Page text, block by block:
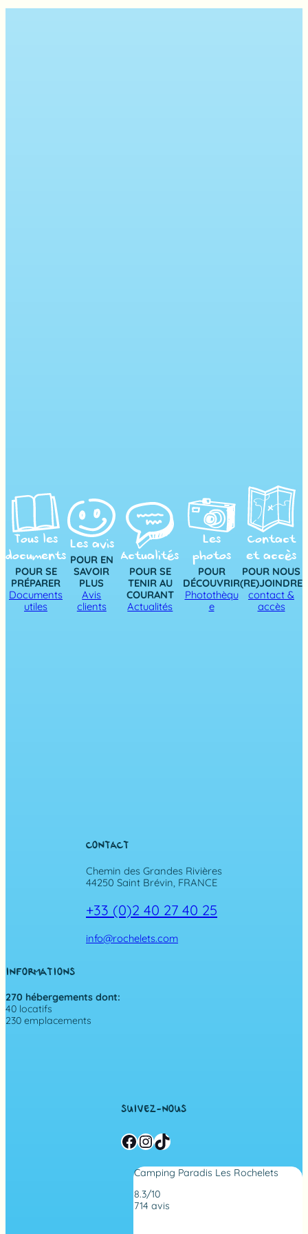
Tous les
documents
POUR SE
PRÉPARER
Documents
utiles
Les avis
POUR EN
SAVOIR
PLUS
Avis
clients
Actualités
POUR SE
TENIR AU
COURANT
Actualités
Les
photos
POUR
DÉCOUVRIR
Photothèqu
e
Contact
et accès
POUR NOUS
(RE)JOINDRE
contact &
accès
CONTACT
Chemin des Grandes Rivières
44250 Saint Brévin, FRANCE
+33 (0)2 40 27 40 25
info@rochelets.com
INFORMATIONS
270 hébergements dont:
40 locatifs
230 emplacements
SUIVEZ-NOUS
Facebook InstagramTikTok
Camping Paradis Les Rochelets
8.3/10
714 avis